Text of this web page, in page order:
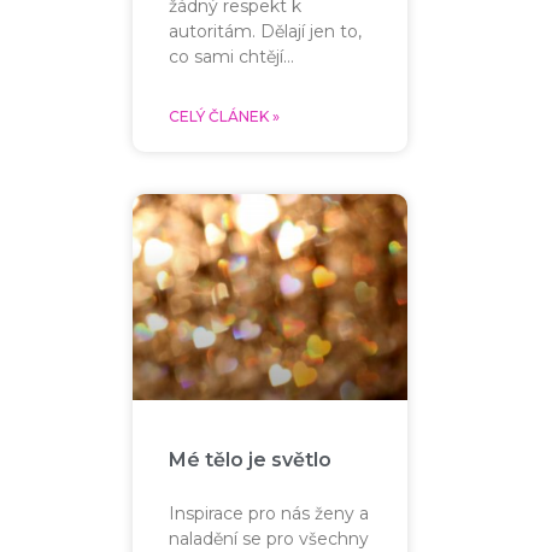
žádný respekt k
autoritám. Dělají jen to,
co sami chtějí…
CELÝ ČLÁNEK »
Mé tělo je světlo
Inspirace pro nás ženy a
naladění se pro všechny